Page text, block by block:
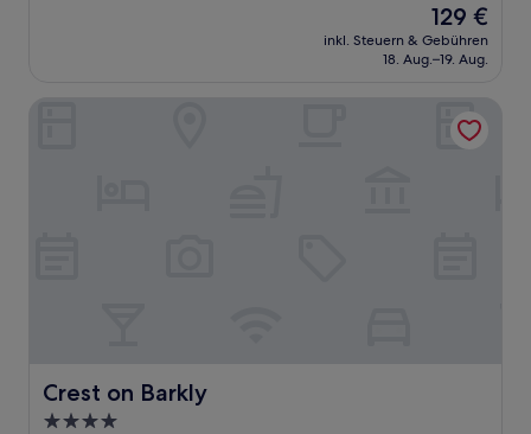
Der
Preis
beträgt
129 €
inkl. Steuern & Gebühren
18. Aug.–19. Aug.
Crest on Barkly
Crest on Barkly
4.0-